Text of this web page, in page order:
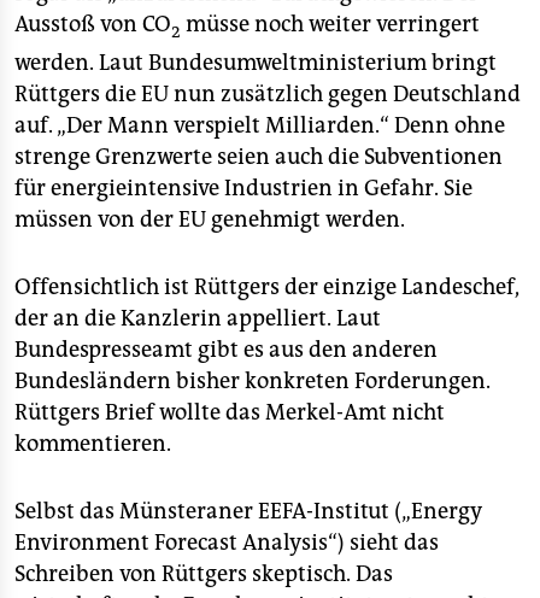
Ausstoß von CO2 müsse noch weiter verringert
werden. Laut Bundesumweltministerium bringt
Rüttgers die EU nun zusätzlich gegen Deutschland
auf. „Der Mann verspielt Milliarden.“ Denn ohne
strenge Grenzwerte seien auch die Subventionen
für energieintensive Industrien in Gefahr. Sie
müssen von der EU genehmigt werden.
Offensichtlich ist Rüttgers der einzige Landeschef,
der an die Kanzlerin appelliert. Laut
Bundespresseamt gibt es aus den anderen
Bundesländern bisher konkreten Forderungen.
Rüttgers Brief wollte das Merkel-Amt nicht
kommentieren.
Selbst das Münsteraner EEFA-Institut („Energy
Environment Forecast Analysis“) sieht das
Schreiben von Rüttgers skeptisch. Das